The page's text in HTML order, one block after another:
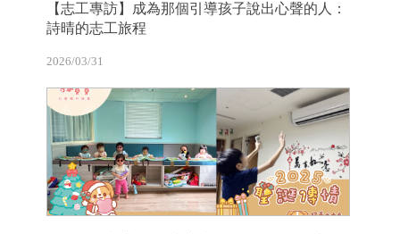
【志工專訪】成為那個引導孩子說出心聲的人：
詩晴的志工旅程
2026/03/31